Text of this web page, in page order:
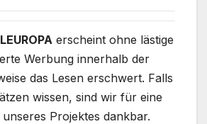
erscheint ohne lästige
Werbung innerhalb der
das Lesen erschwert. Falls
wissen, sind wir für eine
Projektes dankbar.